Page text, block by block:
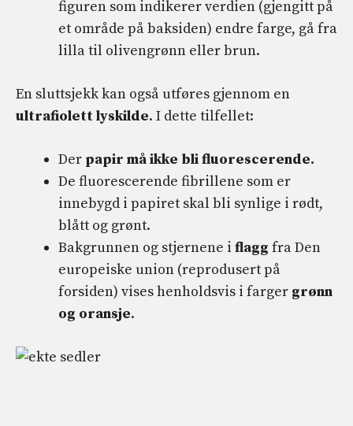
figuren som indikerer verdien (gjengitt på
et område på baksiden) endre farge, gå fra
lilla til olivengrønn eller brun.
En sluttsjekk kan også utføres gjennom en
ultrafiolett lyskilde. I dette tilfellet:
Der papir må ikke bli fluorescerende.
De fluorescerende fibrillene som er
innebygd i papiret skal bli synlige i rødt,
blått og grønt.
Bakgrunnen og stjernene i flagg fra Den
europeiske union (reprodusert på
forsiden) vises henholdsvis i farger grønn
og oransje.